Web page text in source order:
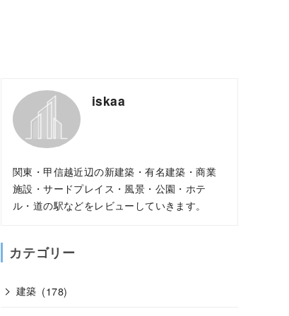
iskaa
関東・甲信越近辺の新建築・有名建築・商業
施設・サードプレイス・風景・公園・ホテ
ル・道の駅などをレビューしていきます。
カテゴリー
建築 (178)